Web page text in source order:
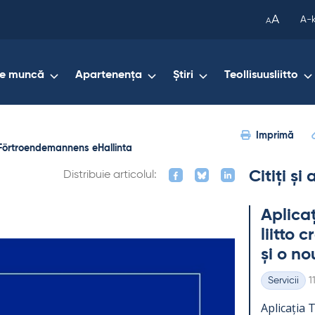
AA A-
muncă Apartenența Știri Teollisuusliitto
eHallinta
Imprimă
Distribuie articolul: Citiți și
liitto
și o
Categorii
Servicii
Aplicația
your
clipboard.)